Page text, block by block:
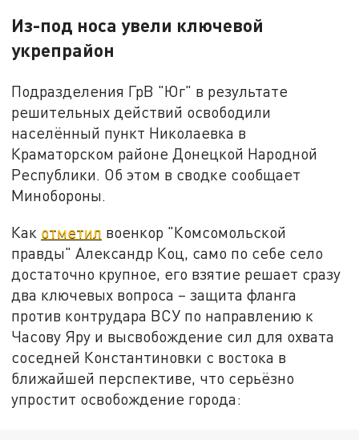
Из-под носа увели ключевой
укрепрайон
Подразделения ГрВ "Юг" в результате
решительных действий освободили
населённый пункт Николаевка в
Краматорском районе Донецкой Народной
Республики. Об этом в сводке сообщает
Минобороны.
Как отметил военкор "Комсомольской
правды" Александр Коц, само по себе село
достаточно крупное, его взятие решает сразу
два ключевых вопроса – защита фланга
против контрудара ВСУ по направлению к
Часову Яру и высвобождение сил для охвата
соседней Константиновки с востока в
ближайшей перспективе, что серьёзно
упростит освобождение города: